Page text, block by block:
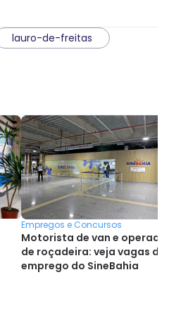
lauro-de-freitas
Empregos e Concursos
Motorista de van e
de roçadeira: veja vagas de
emprego do SineBahia